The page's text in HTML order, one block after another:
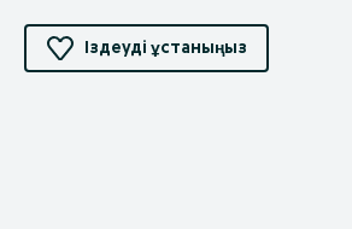
Іздеуді ұстаныңыз